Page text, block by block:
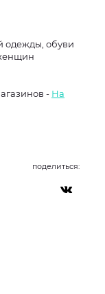
одежды, обуви
- На
поделиться: